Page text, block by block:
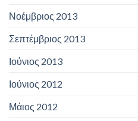
Νοέμβριος 2013
Σεπτέμβριος 2013
Ιούνιος 2013
Ιούνιος 2012
Μάιος 2012